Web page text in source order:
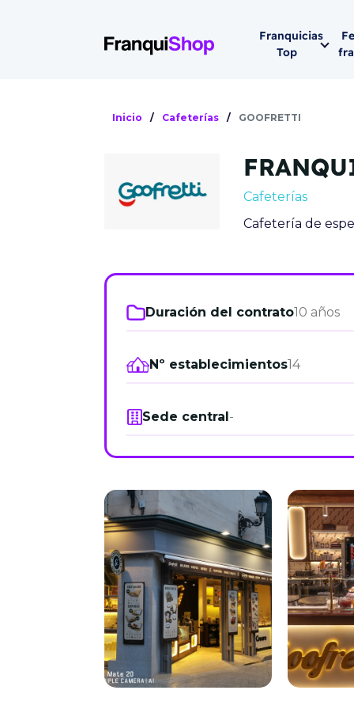
Franquicias
Top
Hostelería
Estética y
Gimnasios
08-
08 de
Municipal
Lleva tu
Inicio / Cafeterías / GOOFRETTI
Cafeterías
Cafetería de
Duración del contrato10 años
Nº establecimientos14
Sede central-